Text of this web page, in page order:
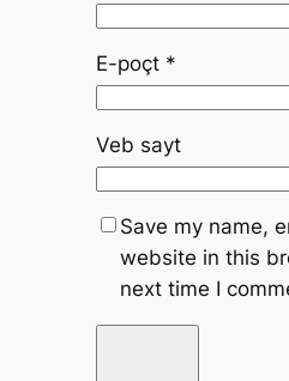
E-poçt *
Veb sayt
Save my name,
website in this
next time I